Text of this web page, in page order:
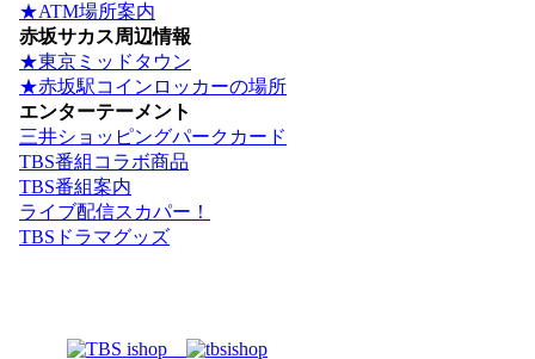
★ATM場所案内
赤坂サカス周辺情報
★東京ミッドタウン
★赤坂駅コインロッカーの場所
エンターテーメント
三井ショッピングパークカード
TBS番組コラボ商品
TBS番組案内
ライブ配信スカパー！
TBSドラマグッズ